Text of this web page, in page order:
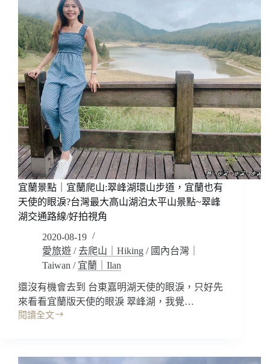
見
晴
懷
古
步
道，
好
迷
濛
仙
氣
降
臨
~
台
灣
唯
為
全
球
宜蘭景點｜宜蘭爬山:翠峰湖環山步道，宜蘭也有
天使的眼淚?台灣最大高山湖泊太平山景點~翠峰
湖交通路線/好拍視角
2020-08-19
愛旅遊 /去爬山｜Hiking / 國內台灣｜
Taiwan / 宜蘭｜Ilan
還沒有機會去到 台東嘉明湖天使的眼淚，只好先
來看看宜蘭版天使的眼淚 翠峰湖，我覺…
閱讀全文
宜
點